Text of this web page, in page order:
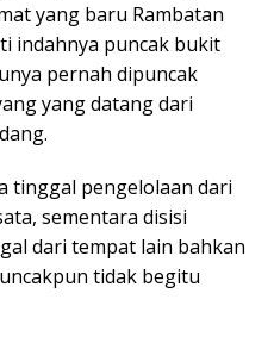
yang baru Rambatan
indahnya puncak bukit
pernah dipuncak
yang datang dari
tinggal pengelolaan dari
sementara disisi
dari tempat lain bahkan
tidak begitu